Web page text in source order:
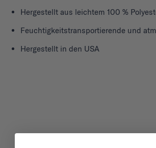
Hergestellt aus leichtem 100 %
Feuchtigkeitstransportierende und
Hergestellt in den USA